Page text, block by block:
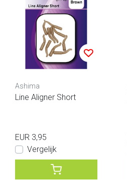
Ashima
Line Aligner Short
EUR 3,95
Vergelijk